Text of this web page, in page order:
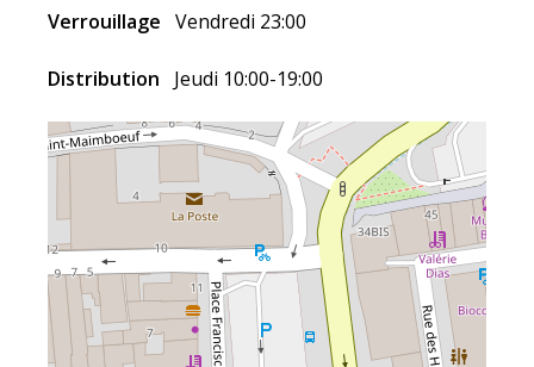
Verrouillage Vendredi 23:00
Distribution Jeudi 10:00-19:00